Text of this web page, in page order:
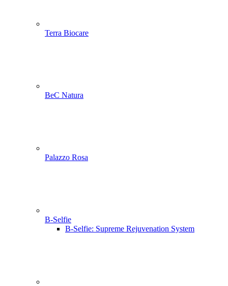
Terra Biocare
BeC Natura
Palazzo Rosa
B-Selfie
B-Selfie: Supreme Rejuvenation System